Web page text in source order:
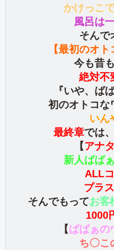
かけっこ
風呂は
そんで
【最初のオト
今も昔
絶対不
『いや、ば
初のオトコな
いん
最終章では
【アナ
新人ばば
ALL
プラ
そんでもってお客
1000
【ばばぁの
ち〇こ